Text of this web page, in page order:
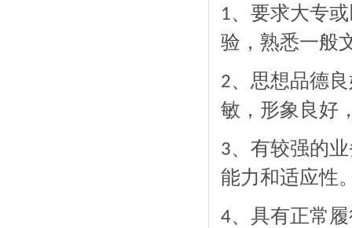
1、要求大专
验，熟悉一般
2、思想品德
敏，形象良好
3、有较强的
能力和适应性
4、具有正常